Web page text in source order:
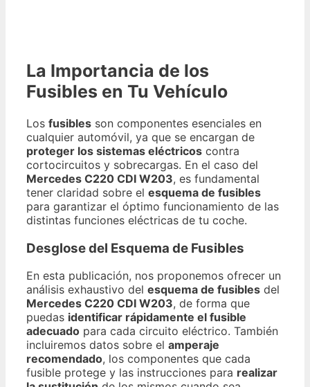
La Importancia de los
Fusibles en Tu Vehículo
Los fusibles son componentes esenciales en
cualquier automóvil, ya que se encargan de
proteger los sistemas eléctricos contra
cortocircuitos y sobrecargas. En el caso del
Mercedes C220 CDI W203, es fundamental
tener claridad sobre el esquema de fusibles
para garantizar el óptimo funcionamiento de las
distintas funciones eléctricas de tu coche.
Desglose del Esquema de Fusibles
En esta publicación, nos proponemos ofrecer un
análisis exhaustivo del esquema de fusibles del
Mercedes C220 CDI W203, de forma que
puedas identificar rápidamente el fusible
adecuado para cada circuito eléctrico. También
incluiremos datos sobre el amperaje
recomendado, los componentes que cada
fusible protege y las instrucciones para realizar